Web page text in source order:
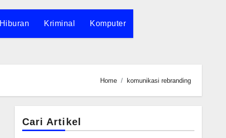
Hiburan Kriminal Komputer
Home komunikasi rebranding
Cari Artikel